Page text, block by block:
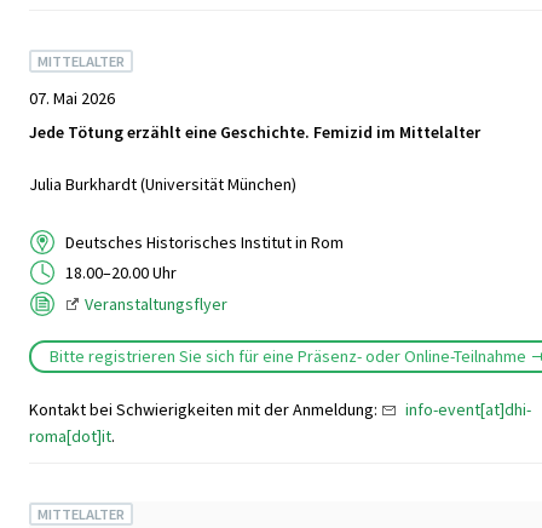
MITTELALTER
07. Mai 2026
Jede Tötung erzählt eine Geschichte. Femizid im Mittelalter
Julia Burkhardt (Universität München)
Deutsches Historisches Institut in Rom
18.00–20.00 Uhr
Veranstaltungsflyer
Bitte registrieren Sie sich für eine Präsenz- oder Online-Teilnahme
Kontakt bei Schwierigkeiten mit der Anmeldung:
info-event[at]dhi-
roma[dot]it.
MITTELALTER